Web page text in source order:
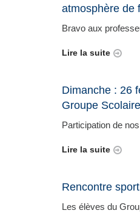
atmosphère de
Bravo aux
Lire la suite
Dimanche : 26
Groupe
Participation de
Lire la suite
Rencontre
Les élèves du